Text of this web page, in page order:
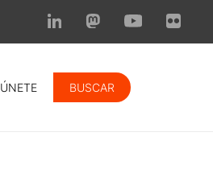
ÚNETE BUSCAR